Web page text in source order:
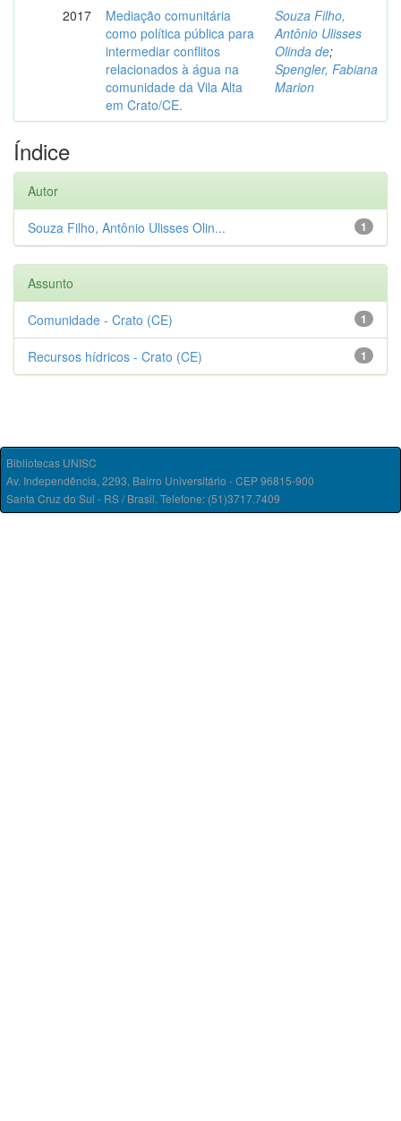
2017
Mediação comunitária
como política pública para
intermediar conflitos
relacionados à água na
comunidade da Vila Alta
em Crato/CE.
Souza Filho,
Antônio Ulisses
Olinda de;
Spengler, Fabiana
Marion
Índice
Autor
1
Souza Filho, Antônio Ulisses Olin...
Assunto
1
Comunidade - Crato (CE)
1
Recursos hídricos - Crato (CE)
Bibliotecas UNISC
Av. Independência, 2293, Bairro Universitário - CEP 96815-900
Santa Cruz do Sul - RS / Brasil. Telefone: (51)3717.7409